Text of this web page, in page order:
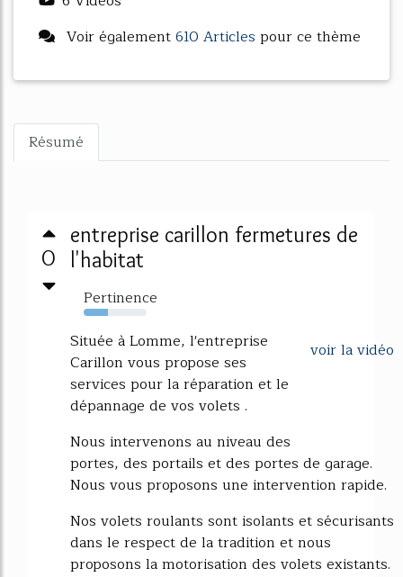
Voir également610 Articles pour ce thème
Résumé
0
entreprise carillon fermetures de
l'habitat
Pertinence
39%
voir la vidéo
Située à Lomme, l'entreprise
Carillon vous propose ses
services pour la réparation et le
dépannage de vos volets .
Nous intervenons au niveau des
portes, des portails et des portes de garage.
Nous vous proposons une intervention rapide.
Nos volets roulants sont isolants et sécurisants
dans le respect de la tradition et nous
proposons la motorisation des volets existants.